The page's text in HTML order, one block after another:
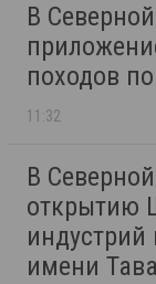
В
походов
11:32
В
открытию
имени